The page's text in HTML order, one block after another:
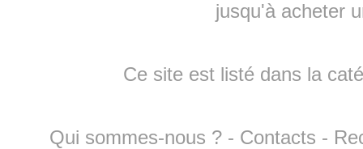
jusqu'à acheter
Ce site est listé dans la
Qui sommes-nous ? - Contacts -